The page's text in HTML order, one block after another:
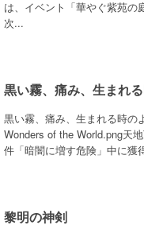
は、イベント「華やぐ紫苑の
次...
黒い霧、痛み、生まれ
黒い霧、痛み、生まれる時
Wonders of the World.png天
件「暗闇に増す危険」中に獲
黎明の神剣